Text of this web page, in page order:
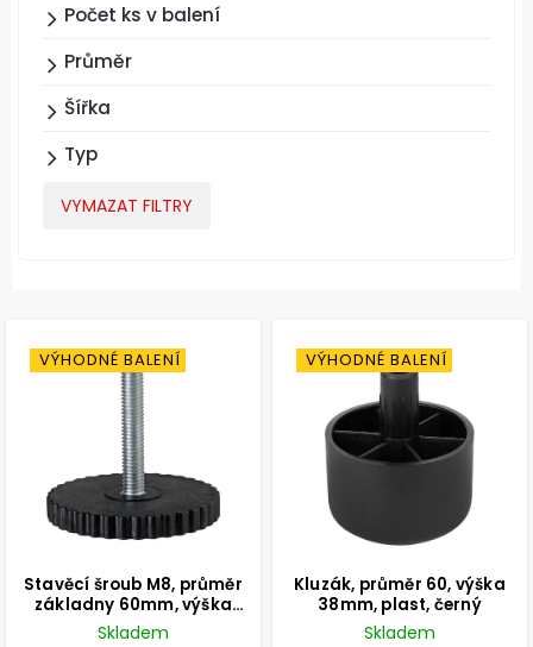
Počet ks v balení
Průměr
Šířka
Typ
VYMAZAT FILTRY
VÝHODNÉ BALENÍ
Stavěcí šroub M8, průměr
základny 60mm, výška
45mm, černý
Skladem
VÝHODNÉ BALENÍ
Kluzák, průměr 60, výška
38mm, plast, černý
Skladem